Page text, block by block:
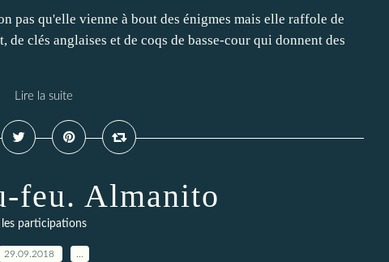
pas qu'elle vienne à bout des énigmes mais elle raffole de
clés anglaises et de coqs de basse-cour qui donnent des
Lire la suite
feu. Almanito
les participations
29.09.2018